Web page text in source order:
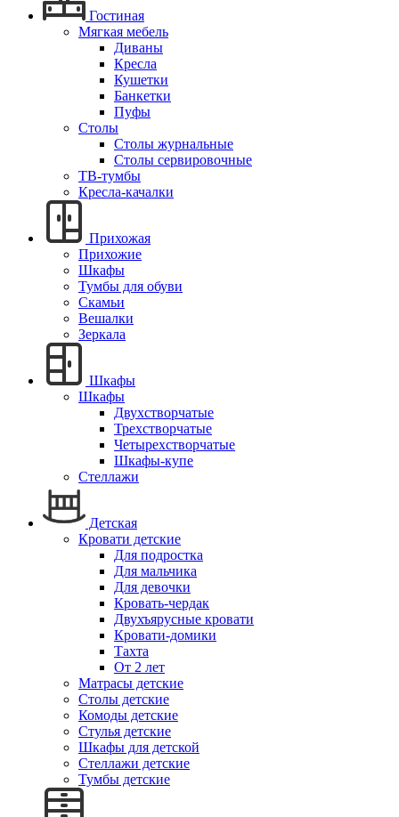
Гостиная
Мягкая мебель
Диваны
Кресла
Кушетки
Банкетки
Пуфы
Столы
Столы журнальные
Столы сервировочные
ТВ-тумбы
Кресла-качалки
Прихожая
Прихожие
Шкафы
Тумбы для обуви
Скамьи
Вешалки
Зеркала
Шкафы
Шкафы
Двухстворчатые
Трехстворчатые
Четырехстворчатые
Шкафы-купе
Стеллажи
Детская
Кровати детские
Для подростка
Для мальчика
Для девочки
Кровать-чердак
Двухъярусные кровати
Кровати-домики
Тахта
От 2 лет
Матрасы детские
Столы детские
Комоды детские
Стулья детские
Шкафы для детской
Стеллажи детские
Тумбы детские